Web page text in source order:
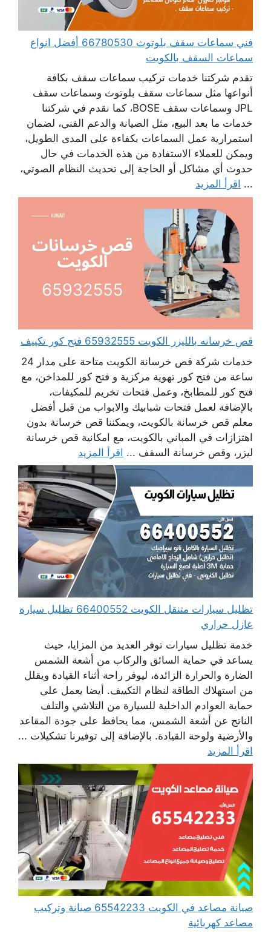
فني سماعات سقف بلوتوث 66780530 أفضل انواع
سماعات السقف بالكويت
تقدم شركتنا خدمات تركيب سماعات سقف بكافة
أنواعها مثل سماعات سقف بلوتوث وسماعات سقف
JPL وسماعات سقف BOSE، كما نقدم في شركتنا
خدمات ما بعد البيع، مثل الصيانة والدعم الفني، لضمان
استمرارية عمل السماعات بكفاءة على المدى الطويل،
ويمكن للعملاء الاستفادة من هذه الخدمات في حال
حدوث أي مشاكل أو الحاجة إلى تحديث النظام الصوتي،
... اقرأ المزيد
قص خرسانه بالليزر الكويت 65932555 فتح كور تكييف
خدمات شركة قص خرسانة الكويت متاحة على مدار 24
ساعة من فتح كور تهوية مركزية و فتح كور للمداخن، مع
فتح كور للمطابخ، وعمل فتحات تخريم للمكيفات،
بالإضافة لعمل فتحات شبابيك والابواب من قبل أفضل
معلم قص خرسانة بالكويت، ويمكننا قص خرسانة بدون
اهتزازات في المباني بالكويت، مع امكانية قص خرسانة
ليزر، وقص خرسانة السقف ... اقرأ المزيد
تظليل سيارات متنقل الكويت 66400552 تظليل سيارة
عازل حراري
خدمة تظليل سيارات توفر العديد من المزايا، حيث
يساعد في حماية السائق والركاب من أشعة الشمس
الضارة والحرارة الزائدة، ليوفر راحة أثناء القيادة ويقلل
من استهلاك الطاقة لنظام التكييف. أيضا يعمل على
حماية العوادم الداخلية للسيارة من التلاشي والتلف
الناتج عن أشعة الشمس، مما يحافظ على جودة المقاعد
والأرضية ولوحة القيادة. بالإضافة إلى توفيرنا تشكيلات ...
اقرأ المزيد
صيانة مصاعد في الكويت 65542233 صيانة وتركيب
مصاعد كهربائية